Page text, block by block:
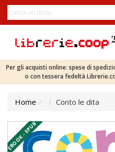
Per gli acquisti online: spese di
o con tessera fedeltà
Home Conto le dita
EBOOK - EPUB